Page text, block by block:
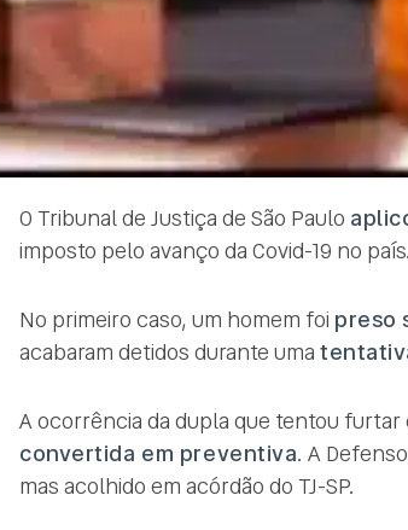
O Tribunal de Justiça de São Paulo
imposto pelo avanço da Covid-19 no país.
No primeiro caso, um homem foi preso
acabaram detidos durante uma
A ocorrência da dupla que tentou
convertida em preventiva. A
mas acolhido em acórdão do TJ-SP.